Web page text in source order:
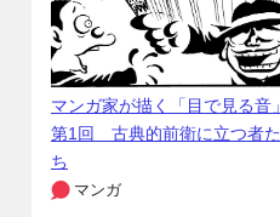
マンガ家が描く「目で見る音」
第1回 古典的前衛に立つ者た
ち
マンガ